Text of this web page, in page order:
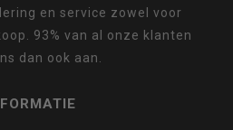
en service zowel voor
93% van al onze klanten
dan ook aan.